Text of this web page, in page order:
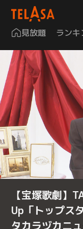
見放題 ランキ
【宝塚歌劇】
Up「トップス
タカラヅカニ